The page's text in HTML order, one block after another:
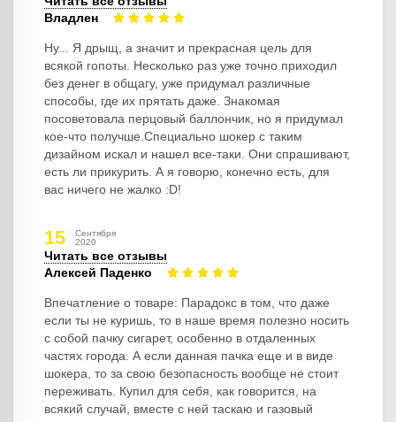
Владлен
Ну... Я дрыщ, а значит и прекрасная цель для
всякой гопоты. Несколько раз уже точно приходил
без денег в общагу, уже придумал различные
способы, где их прятать даже. Знакомая
посоветовала перцовый баллончик, но я придумал
кое-что получше.Специально шокер с таким
дизайном искал и нашел все-таки. Они спрашивают,
есть ли прикурить. А я говорю, конечно есть, для
вас ничего не жалко :D!
15
Сентября
2020
Читать все отзывы
Алексей Паденко
Впечатление о товаре: Парадокс в том, что даже
если ты не куришь, то в наше время полезно носить
с собой пачку сигарет, особенно в отдаленных
частях города. А если данная пачка еще и в виде
шокера, то за свою безопасность вообще не стоит
переживать. Купил для себя, как говорится, на
всякий случай, вместе с ней таскаю и газовый